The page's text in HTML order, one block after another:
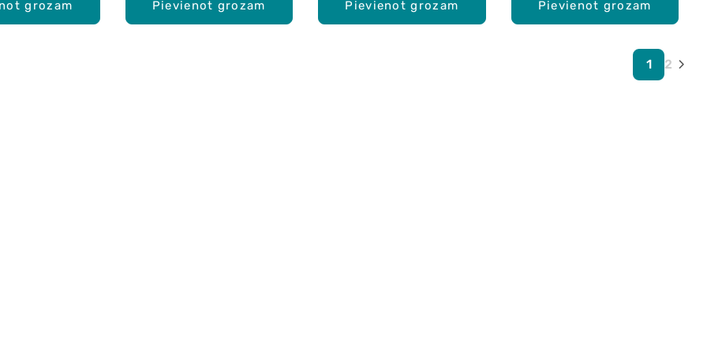
grozam Pievienot grozam Pievienot grozam Pievienot grozam
1 2